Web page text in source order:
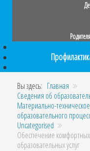
Вы здесь: Главная
Сведения об
Материально-
образовательного
Uncategorised
Обеспечение
образовательных услуг